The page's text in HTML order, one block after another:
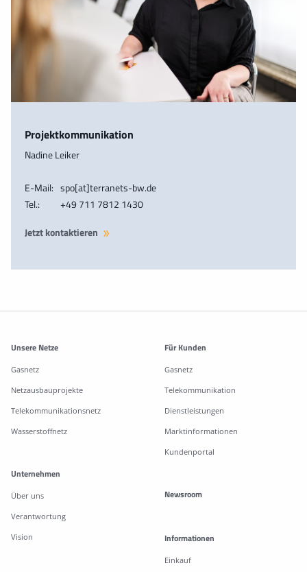
Projektkommunikation
Nadine Leiker
E-Mail: spo[at]terranets-bw.de
Tel.:
+49 711 7812 1430
Jetzt kontaktieren
Weitere Informationen
Unsere Netze
Gasnetz
Netzausbauprojekte
Telekommunikationsnetz
Wasserstoffnetz
Für Kunden
Gasnetz
Telekommunikation
Dienstleistungen
Marktinformationen
Kundenportal
Unternehmen
Über uns
Verantwortung
Vision
Newsroom
Informationen
Einkauf